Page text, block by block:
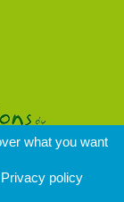
what you want
Privacy policy